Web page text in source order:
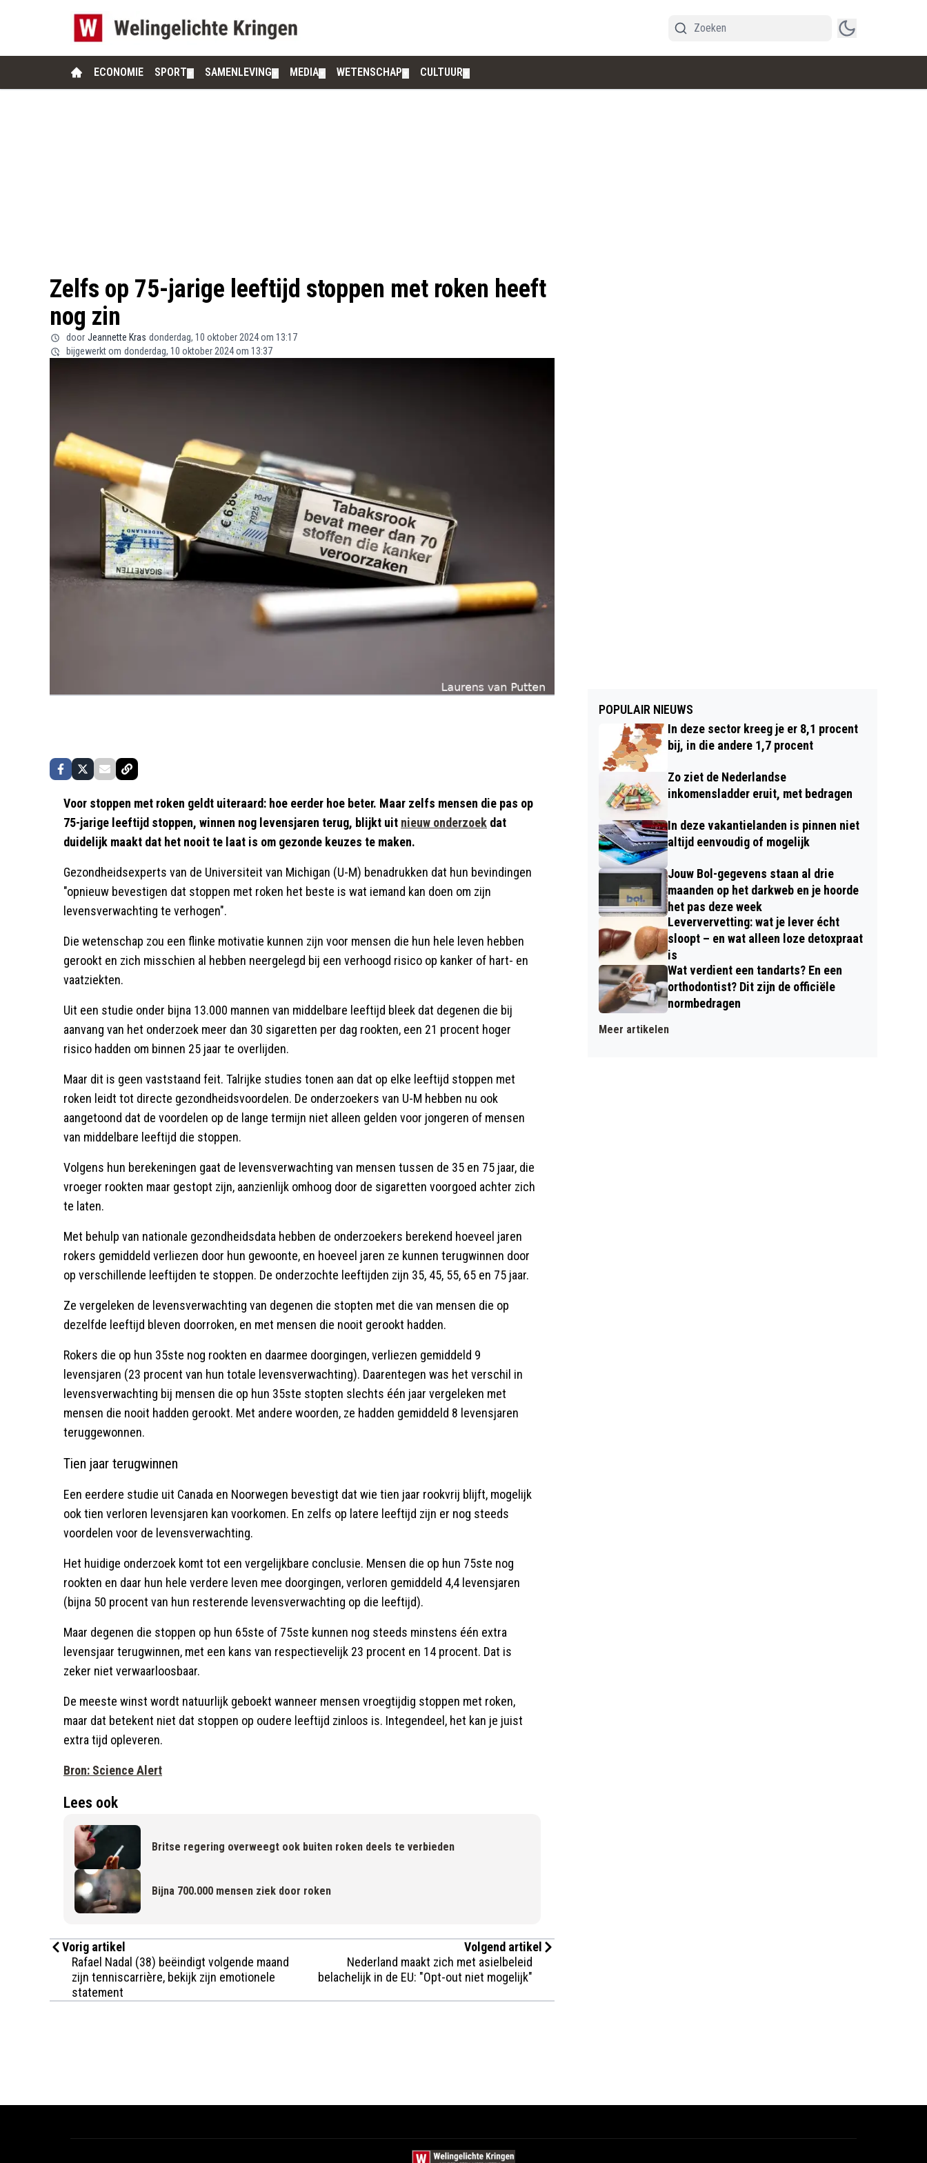
ECONOMIE SPORT SAMENLEVING MEDIA WETENSCHAP CULTUUR
Zelfs op 75-jarige leeftijd stoppen met roken heeft
nog zin
door Jeannette Kras donderdag, 10 oktober 2024 om 13:17
bijgewerkt om donderdag, 10 oktober 2024 om 13:37
Voor stoppen met roken geldt uiteraard: hoe eerder hoe beter. Maar zelfs mensen die pas op
75-jarige leeftijd stoppen, winnen nog levensjaren terug, blijkt uit nieuw onderzoek dat
duidelijk maakt dat het nooit te laat is om gezonde keuzes te maken.
Gezondheidsexperts van de Universiteit van Michigan (U-M) benadrukken dat hun bevindingen
"opnieuw bevestigen dat stoppen met roken het beste is wat iemand kan doen om zijn
levensverwachting te verhogen".
Die wetenschap zou een flinke motivatie kunnen zijn voor mensen die hun hele leven hebben
gerookt en zich misschien al hebben neergelegd bij een verhoogd risico op kanker of hart- en
vaatziekten.
Uit een studie onder bijna 13.000 mannen van middelbare leeftijd bleek dat degenen die bij
aanvang van het onderzoek meer dan 30 sigaretten per dag rookten, een 21 procent hoger
risico hadden om binnen 25 jaar te overlijden.
Maar dit is geen vaststaand feit. Talrijke studies tonen aan dat op elke leeftijd stoppen met
roken leidt tot directe gezondheidsvoordelen. De onderzoekers van U-M hebben nu ook
aangetoond dat de voordelen op de lange termijn niet alleen gelden voor jongeren of mensen
van middelbare leeftijd die stoppen.
Volgens hun berekeningen gaat de levensverwachting van mensen tussen de 35 en 75 jaar, die
vroeger rookten maar gestopt zijn, aanzienlijk omhoog door de sigaretten voorgoed achter zich
te laten.
Met behulp van nationale gezondheidsdata hebben de onderzoekers berekend hoeveel jaren
rokers gemiddeld verliezen door hun gewoonte, en hoeveel jaren ze kunnen terugwinnen door
op verschillende leeftijden te stoppen. De onderzochte leeftijden zijn 35, 45, 55, 65 en 75 jaar.
Ze vergeleken de levensverwachting van degenen die stopten met die van mensen die op
dezelfde leeftijd bleven doorroken, en met mensen die nooit gerookt hadden.
Rokers die op hun 35ste nog rookten en daarmee doorgingen, verliezen gemiddeld 9
levensjaren (23 procent van hun totale levensverwachting). Daarentegen was het verschil in
levensverwachting bij mensen die op hun 35ste stopten slechts één jaar vergeleken met
mensen die nooit hadden gerookt. Met andere woorden, ze hadden gemiddeld 8 levensjaren
teruggewonnen.
Tien jaar terugwinnen
Een eerdere studie uit Canada en Noorwegen bevestigt dat wie tien jaar rookvrij blijft, mogelijk
ook tien verloren levensjaren kan voorkomen. En zelfs op latere leeftijd zijn er nog steeds
voordelen voor de levensverwachting.
Het huidige onderzoek komt tot een vergelijkbare conclusie. Mensen die op hun 75ste nog
rookten en daar hun hele verdere leven mee doorgingen, verloren gemiddeld 4,4 levensjaren
(bijna 50 procent van hun resterende levensverwachting op die leeftijd).
Maar degenen die stoppen op hun 65ste of 75ste kunnen nog steeds minstens één extra
levensjaar terugwinnen, met een kans van respectievelijk 23 procent en 14 procent. Dat is
zeker niet verwaarloosbaar.
De meeste winst wordt natuurlijk geboekt wanneer mensen vroegtijdig stoppen met roken,
maar dat betekent niet dat stoppen op oudere leeftijd zinloos is. Integendeel, het kan je juist
extra tijd opleveren.
Bron: Science Alert
Lees ook
Britse regering overweegt ook buiten roken deels te verbieden
Bijna 700.000 mensen ziek door roken
Vorig artikel
Rafael Nadal (38) beëindigt volgende maand
zijn tenniscarrière, bekijk zijn emotionele
statement
Volgend artikel
Nederland maakt zich met asielbeleid
belachelijk in de EU: "Opt-out niet mogelijk"
POPULAIR NIEUWS
In deze sector kreeg je er 8,1 procent
bij, in die andere 1,7 procent
Zo ziet de Nederlandse
inkomensladder eruit, met bedragen
In deze vakantielanden is pinnen niet
altijd eenvoudig of mogelijk
Jouw Bol-gegevens staan al drie
maanden op het darkweb en je hoorde
het pas deze week
Leververvetting: wat je lever écht
sloopt – en wat alleen loze detoxpraat
is
Wat verdient een tandarts? En een
orthodontist? Dit zijn de officiële
normbedragen
Meer artikelen